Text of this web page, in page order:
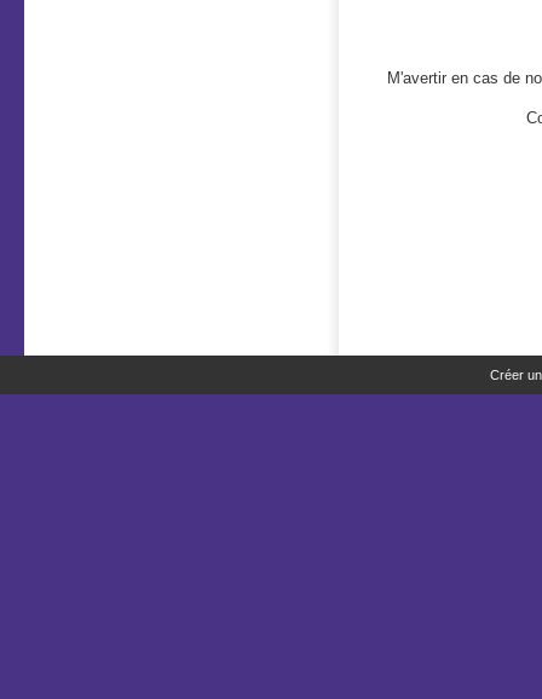
M'avertir en cas de
Créer